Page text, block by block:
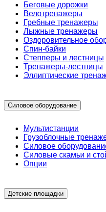
Беговые дорожки
Велотренажеры
Гребные тренажеры
Лыжные тренажеры
Оздоровительное
Спин-байки
Степперы и лестницы
Тренажеры-лестницы
Эллиптические
Силовое оборудование
Мультистанции
Грузоблочные
Силовое
Силовые скамьи и
Опции
Детские площадки